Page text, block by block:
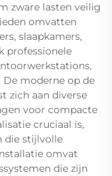
zware lasten veilig
omvatten
slaapkamers,
professionele
moderne op de
zich aan diverse
voor compacte
cruciaal is,
die stijlvolle
omvat
die zijn